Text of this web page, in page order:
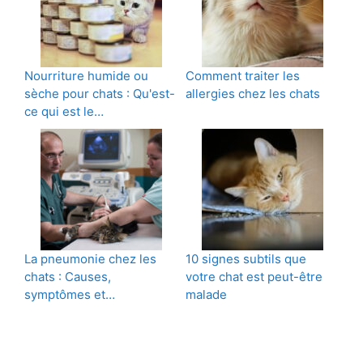
Nourriture humide ou
sèche pour chats : Qu'est-
ce qui est le…
Comment traiter les
allergies chez les chats
La pneumonie chez les
chats : Causes,
symptômes et…
10 signes subtils que
votre chat est peut-être
malade